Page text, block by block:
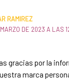
RAMIREZ
DE 2023 A LAS
gracias por la
marca